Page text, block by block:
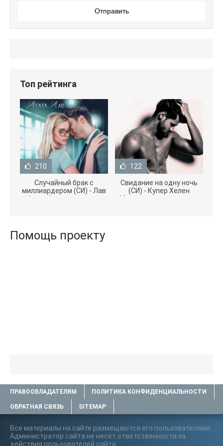
Отправить
Топ рейтинга
210
Случайный брак с
миллиардером (СИ) - Лав
Агата (полная версия
122
Свидание на одну ночь
(СИ) - Купер Хелен
(бесплатные серии книг
Помощь проекту
ПРАВООБЛАДАТЕЛЯМ ПОЛИТИКА КОНФИДЕНЦИАЛЬНОСТИ
ОБРАТНАЯ СВЯЗЬ SITEMAP
Все материалы на сайте размещаются его пользователями.
Администратор сайта не несёт ответственности за
действия пользователей сайта..